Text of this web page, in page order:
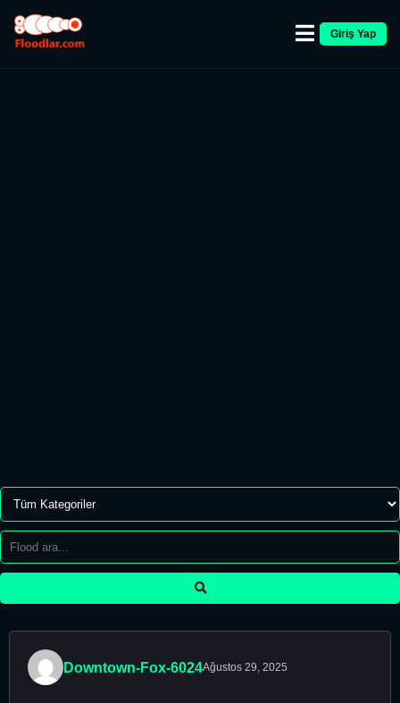
Giriş Yap
Downtown-Fox-6024Ağustos 29, 2025